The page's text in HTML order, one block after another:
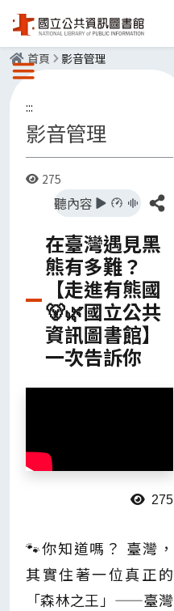
選單按鈕
首頁 影音管理
:::
影音管理
點閱數
275
聽內容 分享
在臺灣遇見黑
熊有多難？
【走進有熊國
🐻🌿國立公共
資訊圖書館】
一次告訴你
275
🐾你知道嗎？ 臺灣，
其實住著一位真正的
「森林之王」——臺灣